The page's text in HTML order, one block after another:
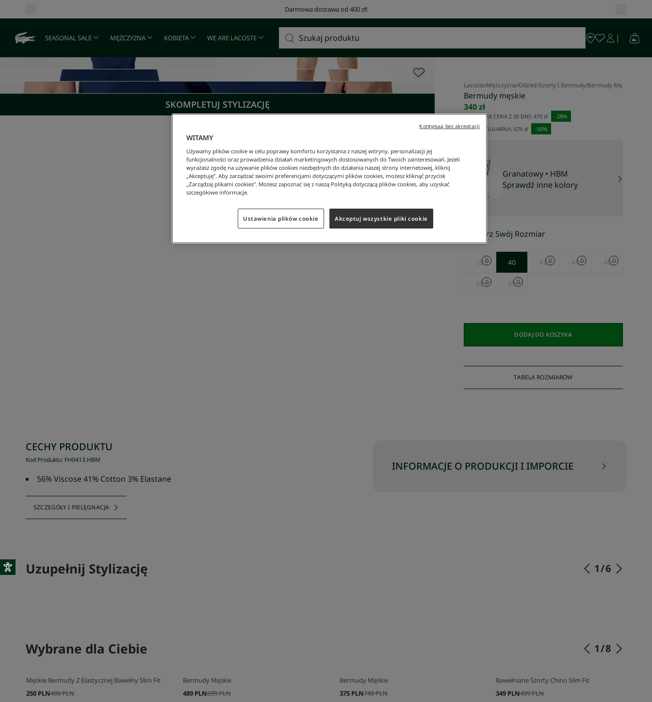
Darmowa dostawa od 400 zł!
SEASONAL SALE MĘŻCZYZNA KOBIETA WE ARE LACOSTE
SKOMPLETUJ STYLIZACJĘ
Lacoste/Mężczyzna/Odzież/Szorty I Bermudy/Bermudy Męskie
Bermudy męskie
340 zł
NAJNIŻSZA CENA Z 30 DNI: 475 zł -28%
CENA REGULARNA: 679 zł -50%
Granatowy • HBM
Sprawdź inne kolory
Wybierz Swój Rozmiar
38 40 42 44 46
48 50
DODAJ DO KOSZYKA
TABELA ROZMIARÓW
CECHY PRODUKTU
Kod Produktu: FH0413.HBM
56% Viscose 41% Cotton 3% Elastane
SZCZEGÓŁY I PIELĘGNACJA
INFORMACJE O PRODUKCJI I IMPORCIE
Uzupełnij Stylizację 1/6
SKOMPLETUJ SWÓJ ZESTAW
Wybrane dla Ciebie 1/8
Męskie Bermudy Z Elastycznej Bawełny Slim Fit
499 PLN
250 PLN
Bermudy Męskie
699 PLN
489 PLN
Bermudy Męskie
749 PLN
375 PLN
Bawełniane Szorty Chino Slim Fit
499 PLN
349 PLN
WITAMY
Używamy plików cookie w celu poprawy komfortu korzystania z naszej witryny, personalizacji jej
funkcjonalności oraz prowadzenia działań marketingowych dostosowanych do Twoich zainteresowań. Jeżeli
wyrażasz zgodę na używanie plików cookies niezbędnych do działania naszej strony internetowej, kliknij
„Akceptuję”. Aby zarządzać swoimi preferencjami dotyczącymi plików cookies, możesz kliknąć przycisk
„Zarządzaj plikami cookies”. Możesz zapoznać się z naszą Polityką dotyczącą plików cookies, aby uzyskać
szczegółowe informacje.
Ustawienia plików cookie Akceptuj wszystkie pliki cookie
Kontynuuj bez akceptacji